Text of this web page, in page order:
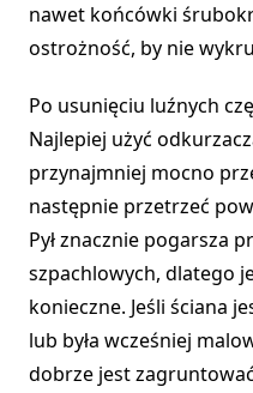
nawet końcówki
ostrożność, by nie
Po usunięciu luźnych
Najlepiej użyć
przynajmniej mocno
następnie przetrzeć
Pył znacznie pogarsza
szpachlowych, dlatego
konieczne. Jeśli ściana
lub była wcześniej
dobrze jest